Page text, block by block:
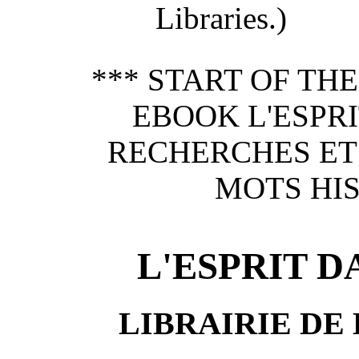
Libraries.)
*** START OF
EBOOK
RECHERCHES
MOTS
L'ESPRIT
LIBRAIRIE DE